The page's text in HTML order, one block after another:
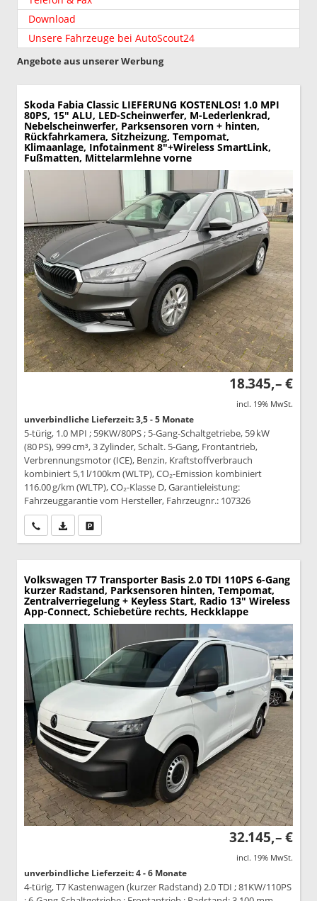
Download
Unsere Fahrzeuge bei AutoScout24
Angebote aus unserer Werbung
Skoda Fabia Classic LIEFERUNG KOSTENLOS! 1.0 MPI
80PS, 15" ALU, LED-Scheinwerfer, M-Lederlenkrad,
Nebelscheinwerfer, Parksensoren vorn + hinten,
Rückfahrkamera, Sitzheizung, Tempomat,
Klimaanlage, Infotainment 8"+Wireless SmartLink,
Fußmatten, Mittelarmlehne vorne
18.345,– €
incl. 19% MwSt.
unverbindliche Lieferzeit: 3,5 - 5 Monate
5-türig, 1.0 MPI ; 59KW/80PS ; 5-Gang-Schaltgetriebe, 59 kW
(80 PS), 999 cm³, 3 Zylinder, Schalt. 5-Gang, Frontantrieb,
Verbrennungsmotor (ICE), Benzin, Kraftstoffverbrauch
kombiniert 5,1 l/100km (WLTP), CO₂-Emission kombiniert
116.00 g/km (WLTP), CO₂-Klasse D, Garantieleistung:
Fahrzeuggarantie vom Hersteller, Fahrzeugnr.: 107326
Wir rufen Sie anPDF-Datei, Fahrzeugexposé drucken
Volkswagen T7 Transporter Basis 2.0 TDI 110PS 6-Gang
kurzer Radstand, Parksensoren hinten, Tempomat,
Zentralverriegelung + Keyless Start, Radio 13" Wireless
App-Connect, Schiebetüre rechts, Heckklappe
32.145,– €
incl. 19% MwSt.
unverbindliche Lieferzeit: 4 - 6 Monate
4-türig, T7 Kastenwagen (kurzer Radstand) 2.0 TDI ; 81KW/110PS